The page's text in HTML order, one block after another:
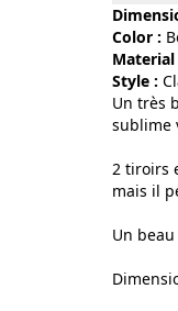
Color :
Material
Style :
Un très
sublime
2 tiroirs
mais il
Un